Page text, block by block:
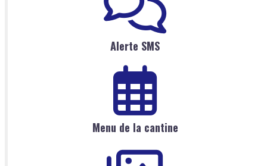
Alerte SMS
Menu de la cantine